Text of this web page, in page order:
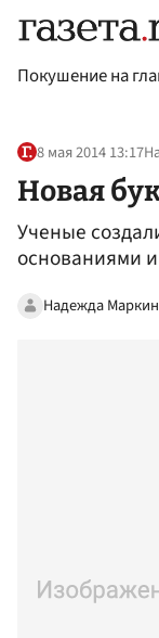
Покушение на
8 мая 2014 13:17
Новая
Ученые
основаниями
Надежда